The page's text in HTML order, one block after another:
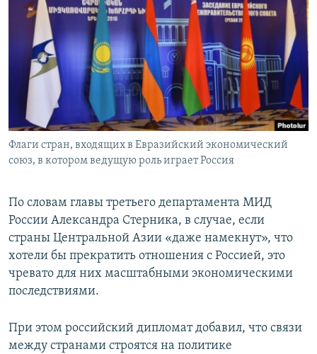
Флаги стран, входящих в Евразийский экономический
союз, в котором ведущую роль играет Россия
По словам главы третьего департамента МИД
России Александра Стерника, в случае, если
страны Центральной Азии «даже намекнут», что
хотели бы прекратить отношения с Россией, это
чревато для них масштабными экономическими
последствиями.
При этом российский дипломат добавил, что связи
между странами строятся на политике